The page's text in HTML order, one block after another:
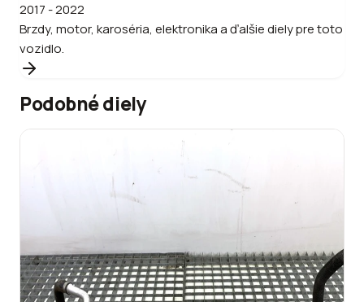
2017 - 2022
Brzdy, motor, karoséria, elektronika a ďalšie diely pre toto
vozidlo.
Podobné diely